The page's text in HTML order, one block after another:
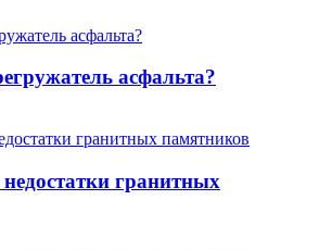
асфальта?
гранитных